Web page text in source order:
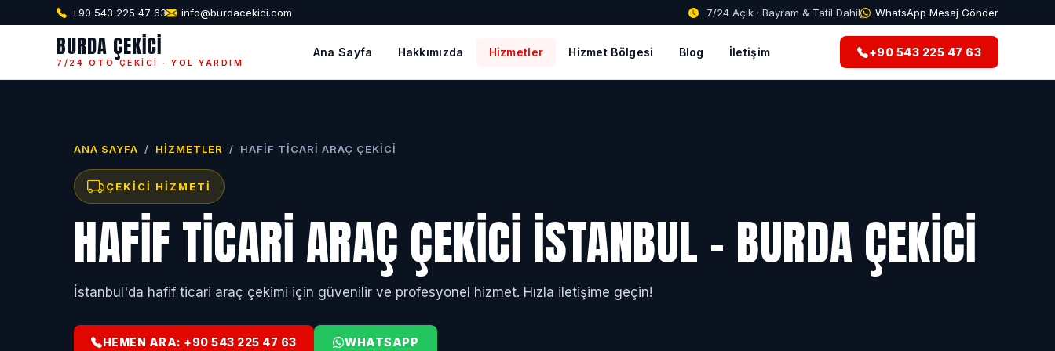
+90 543 225 47 63 info@burdacekici.com 7/24 Açık · Bayram & Tatil Dahil WhatsApp Mesaj Gönder
BURDA ÇEKICI
7/24 OTO ÇEKICI · YOL YARDIM
Ana Sayfa Hakkımızda Hizmetler Hizmet Bölgesi Blog İletişim +90 543 225 47 63
ANA SAYFA / HIZMETLER / HAFIF TICARI ARAÇ ÇEKICI
ÇEKICI HIZMETI
HAFIF TICARI ARAÇ ÇEKICI İSTANBUL - BURDA ÇEKICI
İstanbul'da hafif ticari araç çekimi için güvenilir ve profesyonel hizmet. Hızla iletişime geçin!
HEMEN ARA: +90 543 225 47 63 WHATSAPP